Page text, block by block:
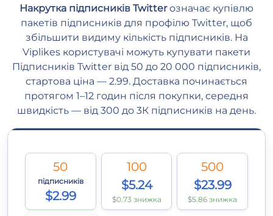
Накрутка підписників Twitterозначає купівлю
пакетів підписників для профілю Twitter, щоб
збільшити видиму кількість підписників. На
Viplikes користувачі можуть купувати пакети
Підписників Twitter від 50 до 20 000 підписників,
стартова ціна — 2.99. Доставка починається
протягом 1–12 годин після покупки, середня
швидкість — від 300 до 3К підписників на день.
50
підписників
$2.99
100
$5.24
$0.73 знижка
500
$23.99
$5.86 знижка